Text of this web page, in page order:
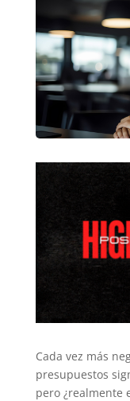
Cada vez más
presupuestos
pero ¿realmente